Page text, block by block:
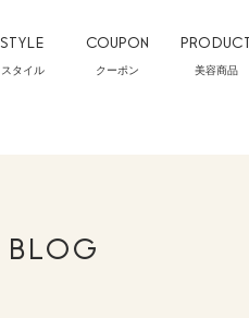
STYLE
スタイル
COUPON
クーポン
PRODUCT
美容商品
BLOG